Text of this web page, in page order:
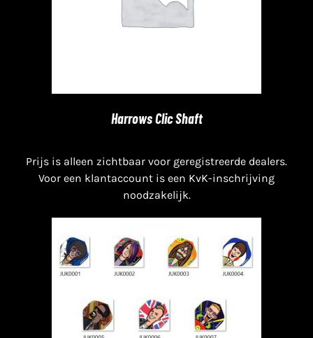
Harrows Clic Shaft
Prijs is alleen zichtbaar voor geregistreerde dealers.
Voor een klantaccount is een KvK-inschrijving
noodzakelijk.